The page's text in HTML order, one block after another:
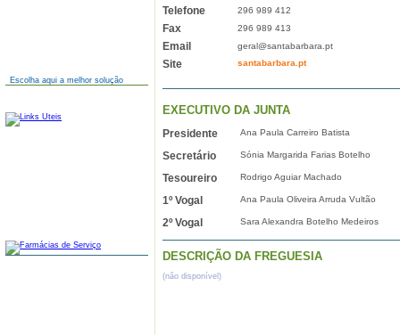
Escolha aqui a melhor solução
Telefone 296 989 412
Fax 296 989 413
Email geral@santabarbara.pt
Site santabarbara.pt
EXECUTIVO DA JUNTA
Presidente Ana Paula Carreiro Batista
Secretário Sónia Margarida Farias Botelho
Tesoureiro Rodrigo Aguiar Machado
1º Vogal Ana Paula Oliveira Arruda Vultão
2º Vogal Sara Alexandra Botelho Medeiros
DESCRIÇÃO DA FREGUESIA
(não disponível)